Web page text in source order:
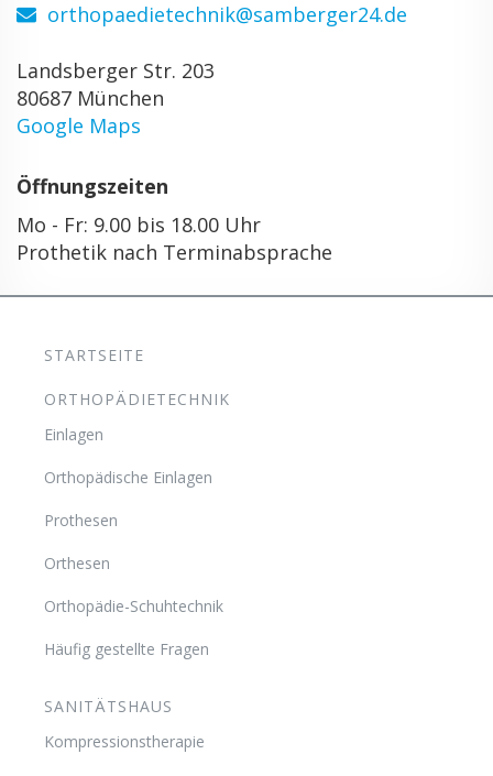
orthopaedietechnik@samberger24.de
Landsberger Str. 203
80687 München
Google Maps
Öffnungszeiten
Mo - Fr: 9.00 bis 18.00 Uhr
Prothetik nach Terminabsprache
STARTSEITE
ORTHOPÄDIETECHNIK
Einlagen
Orthopädische Einlagen
Prothesen
Orthesen
Orthopädie-Schuhtechnik
Häufig gestellte Fragen
SANITÄTSHAUS
Kompressionstherapie